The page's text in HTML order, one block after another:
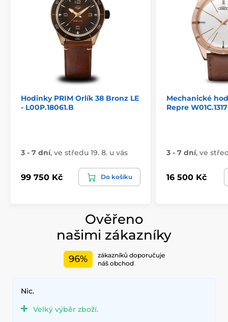
Hodinky PRIM Orlík 38 Bronz LE
- L00P.18061.B
3 - 7 dní, ve středu 19. 8. u vás
99 750 Kč Do košíku
Mechanické
Repre
3 - 7 dní, ve
16 500 Kč
Ověřeno
našimi zákazníky
96%
zákazníků doporučuje
náš obchod
Nic.
Velký výběr zboží.